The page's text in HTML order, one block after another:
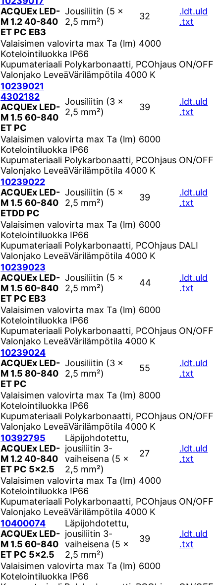
ACQUEx LED-
M 1.2 40-840
ET PC EB3
Jousiliitin (5 ×
2,5 mm²)
32 .ldt.uld
.txt
Valaisimen valovirta max Ta (lm) 4000
Kotelointiluokka IP66
Kupumateriaali Polykarbonaatti, PCOhjaus ON/OFF
Valonjako LeveäVärilämpötila 4000 K
10239021
4302182
ACQUEx LED-
M 1.5 60-840
ET PC
Jousiliitin (3 ×
2,5 mm²)
39
.ldt.uld
.txt
Valaisimen valovirta max Ta (lm) 6000
Kotelointiluokka IP66
Kupumateriaali Polykarbonaatti, PCOhjaus ON/OFF
Valonjako LeveäVärilämpötila 4000 K
10239022
ACQUEx LED-
M 1.5 60-840
ETDD PC
Jousiliitin (5 ×
2,5 mm²)
39 .ldt.uld
.txt
Valaisimen valovirta max Ta (lm) 6000
Kotelointiluokka IP66
Kupumateriaali Polykarbonaatti, PCOhjaus DALI
Valonjako LeveäVärilämpötila 4000 K
10239023
ACQUEx LED-
M 1.5 60-840
ET PC EB3
Jousiliitin (5 ×
2,5 mm²)
44 .ldt.uld
.txt
Valaisimen valovirta max Ta (lm) 6000
Kotelointiluokka IP66
Kupumateriaali Polykarbonaatti, PCOhjaus ON/OFF
Valonjako LeveäVärilämpötila 4000 K
10239024
ACQUEx LED-
M 1.5 80-840
ET PC
Jousiliitin (3 ×
2,5 mm²)
55 .ldt.uld
.txt
Valaisimen valovirta max Ta (lm) 8000
Kotelointiluokka IP66
Kupumateriaali Polykarbonaatti, PCOhjaus ON/OFF
Valonjako LeveäVärilämpötila 4000 K
10392795
ACQUEx LED-
M 1.2 40-840
ET PC 5x2.5
Läpijohdotettu,
jousiliitin 3-
vaiheisena (5 ×
2,5 mm²)
27 .ldt.uld
.txt
Valaisimen valovirta max Ta (lm) 4000
Kotelointiluokka IP66
Kupumateriaali Polykarbonaatti, PCOhjaus ON/OFF
Valonjako LeveäVärilämpötila 4000 K
10400074
ACQUEx LED-
M 1.5 60-840
ET PC 5x2.5
Läpijohdotettu,
jousiliitin 3-
vaiheisena (5 ×
2,5 mm²)
39 .ldt.uld
.txt
Valaisimen valovirta max Ta (lm) 6000
Kotelointiluokka IP66